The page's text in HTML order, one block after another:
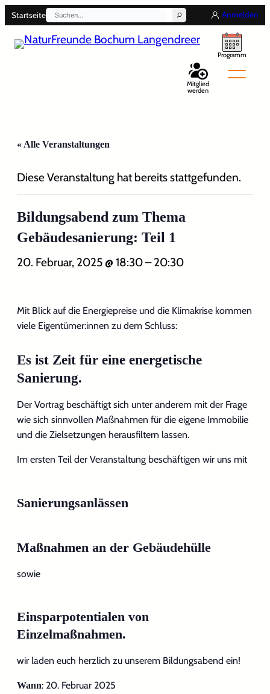
Startseite
Suchen
Anmelden
Programm
Mitglied
werden
« Alle Veranstaltungen
Diese Veranstaltung hat bereits stattgefunden.
Bildungsabend zum Thema
Gebäudesanierung: Teil 1
20. Februar, 2025 @ 18:30–20:30
Mit Blick auf die Energiepreise und die Klimakrise kommen
viele Eigentümer:innen zu dem Schluss:
Es ist Zeit für eine energetische
Sanierung.
Der Vortrag beschäftigt sich unter anderem mit der Frage
wie sich sinnvollen Maßnahmen für die eigene Immobilie
und die Zielsetzungen herausfiltern lassen.
Im ersten Teil der Veranstaltung beschäftigen wir uns mit
Sanierungsanlässen
Maßnahmen an der Gebäudehülle
sowie
Einsparpotentialen von
Einzelmaßnahmen.
wir laden euch herzlich zu unserem Bildungsabend ein!
Wann: 20. Februar 2025